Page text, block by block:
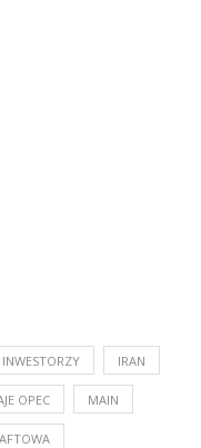
INWESTORZY IRAN
OPEC MAIN